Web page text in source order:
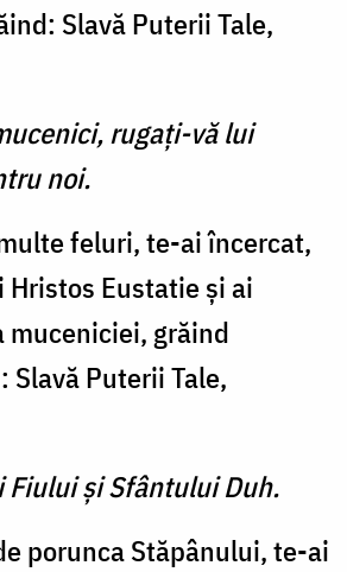
Slavă Puterii Tale,
rugaţi-vă lui
noi.
feluri, te-ai încercat,
Eustatie şi ai
grăind
Slavă Puterii Tale,
Fiului şi Sfântului Duh.
porunca Stăpânului, te-ai